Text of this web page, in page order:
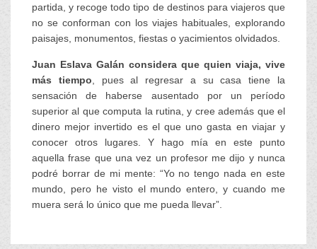
partida, y recoge todo tipo de destinos para viajeros que
no se conforman con los viajes habituales, explorando
paisajes, monumentos, fiestas o yacimientos olvidados.
Juan Eslava Galán considera que quien viaja, vive
más tiempo , pues al regresar a su casa tiene la
sensación de haberse ausentado por un período
superior al que computa la rutina, y cree además que el
dinero mejor invertido es el que uno gasta en viajar y
conocer otros lugares. Y hago mía en este punto
aquella frase que una vez un profesor me dijo y nunca
podré borrar de mi mente: “Yo no tengo nada en este
mundo, pero he visto el mundo entero, y cuando me
muera será lo único que me pueda llevar”.